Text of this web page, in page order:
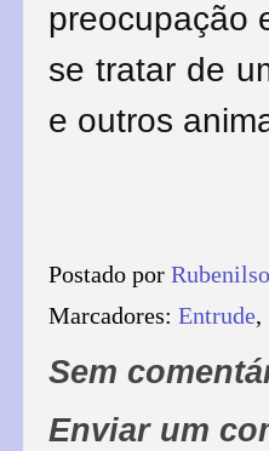
preocupação
se tratar de
e outros
Postado por
Marcadores: Entrude,
Sem
Enviar um